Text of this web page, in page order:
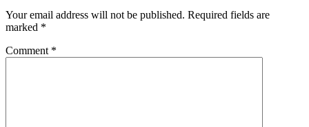
Your email address will not be published. Required fields are
marked *
Comment *